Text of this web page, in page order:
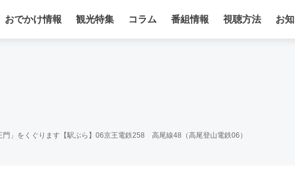
おでかけ情報 観光特集 コラム 番組情報 視聴方法 お
門」をくぐります【駅ぶら】06京王電鉄258 高尾線48（高尾登山電鉄06）